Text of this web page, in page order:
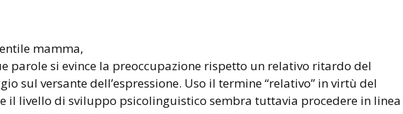
entile mamma,
parole si evince la preoccupazione rispetto un relativo ritardo del
sul versante dell’espressione. Uso il termine “relativo” in virtù del
il livello di sviluppo psicolinguistico sembra tuttavia procedere in linea